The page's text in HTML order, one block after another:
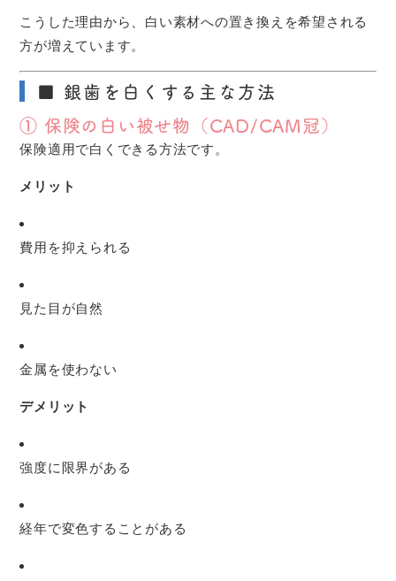
こうした理由から、白い素材への置き換えを希望される
方が増えています。
■ 銀歯を白くする主な方法
① 保険の白い被せ物（CAD/CAM冠）
保険適用で白くできる方法です。
メリット
費用を抑えられる
見た目が自然
金属を使わない
デメリット
強度に限界がある
経年で変色することがある